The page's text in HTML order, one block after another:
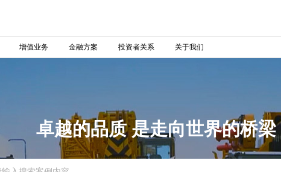
增值业务 金融方案 投资者关系 关于我们
卓越的品质 是走向世界的桥梁